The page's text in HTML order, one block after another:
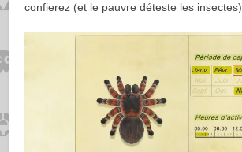
confierez (et le pauvre déteste les insectes).